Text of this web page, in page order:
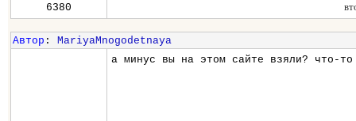
6380
Автор : MariyaMnogodetnaya
а минус вы на этом сайте взяли? что-